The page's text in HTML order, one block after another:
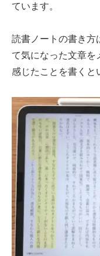
ています。
読書ノートの書き方
て気になった文章を
感じたことを書くと